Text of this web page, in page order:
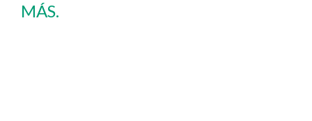
MÁS.